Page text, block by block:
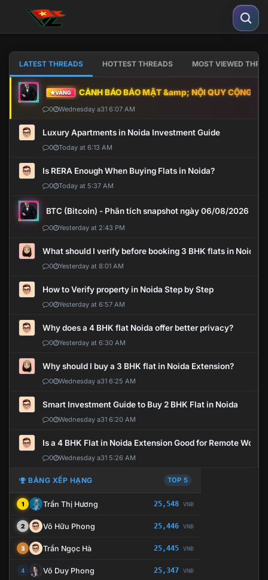
LATEST THREADS HOTTEST THREADS MOST VIEWED
VÀNG CẢNH BÁO BẢO MẬT &amp; NỘI QUY CỘNG
0 Wednesday a31 6:07 AM
Luxury Apartments in Noida Investment Guide
0 Today at 6:13 AM
Is RERA Enough When Buying Flats in Noida?
0 Today at 5:37 AM
BTC (Bitcoin) - Phân tích snapshot ngày 06/08/2026
0 Yesterday at 2:43 PM
What should I verify before booking 3 BHK flats in Noida?
0 Yesterday at 8:01 AM
How to Verify property in Noida Step by Step
0 Yesterday at 6:57 AM
Why does a 4 BHK flat Noida offer better privacy?
0 Yesterday at 6:30 AM
Why should I buy a 3 BHK flat in Noida Extension?
0 Wednesday a31 6:25 AM
Smart Investment Guide to Buy 2 BHK Flat in Noida
0 Wednesday a31 6:20 AM
Is a 4 BHK Flat in Noida Extension Good for Remote Work?
0 Wednesday a31 5:26 AM
BẢNG XẾP HẠNG TOP 5
1 Trần Thị Hương 25,548 VNĐ
2 Võ Hữu Phong 25,446 VNĐ
3 Trần Ngọc Hà 25,445 VNĐ
4 Võ Duy Phong 25,347 VNĐ